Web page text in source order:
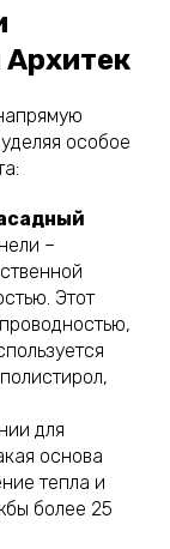
особое
–
Этот
для
основа
тепла и
более 25